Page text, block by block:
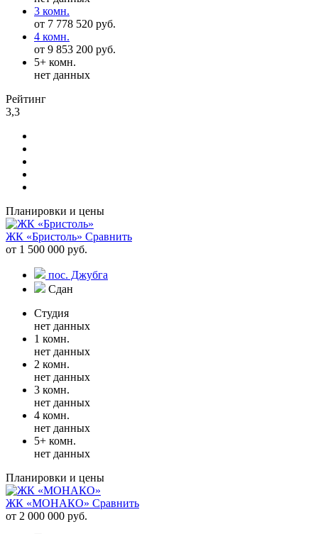
3 комн.
от 7 778 520 руб.
4 комн.
от 9 853 200 руб.
5+ комн.
нет данных
Рейтинг
3,3
Планировки и цены
ЖК «Бристоль» Сравнить
от 1 500 000 руб.
пос. Джубга
Сдан
Студия
нет данных
1 комн.
нет данных
2 комн.
нет данных
3 комн.
нет данных
4 комн.
нет данных
5+ комн.
нет данных
Планировки и цены
ЖК «МОНАКО» Сравнить
от 2 000 000 руб.